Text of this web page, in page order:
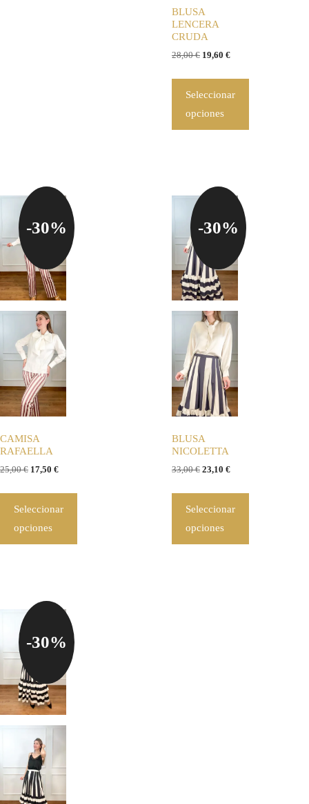
BLUSA
LENCERA
CRUDA
28,00€ 19,60 €
Seleccionar
opciones
-30%
CAMISA
RAFAELLA
25,00€ 17,50 €
Seleccionar
opciones
-30%
BLUSA
NICOLETTA
33,00€ 23,10 €
Seleccionar
opciones
-30%